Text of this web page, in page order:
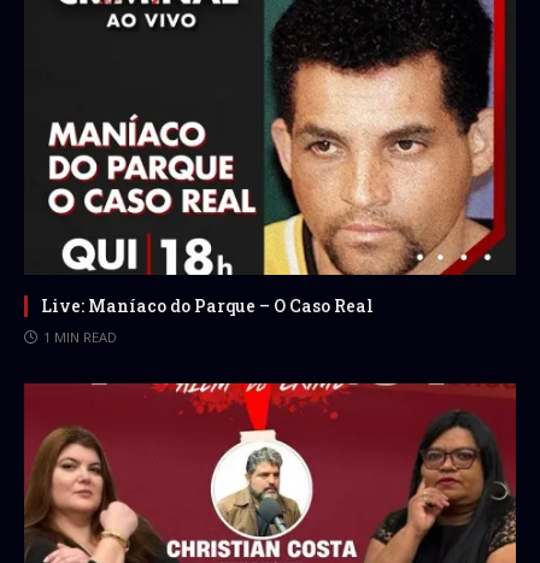
Live: Maníaco do Parque – O Caso Real
1 MIN READ